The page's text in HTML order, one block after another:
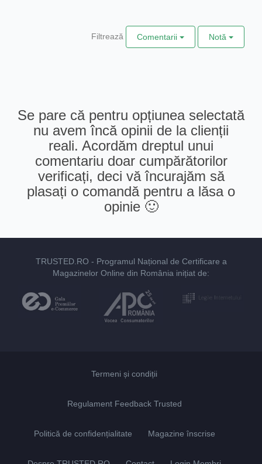
Filtrează Comentarii Notă
Se pare că pentru opțiunea selectată
nu avem încă opinii de la clienții
reali. Acordăm dreptul unui
comentariu doar cumpărătorilor
verificați, deci vă încurajăm să
plasați o comandă pentru a lăsa o
opinie 🙂
TRUSTED.RO - Programul Național de Certificare a
Magazinelor Online din România inițiat de:
Termeni și condiții
Regulament Feedback Trusted
Politică de confidențialitate Magazine înscrise